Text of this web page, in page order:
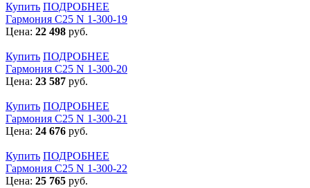
Купить ПОДРОБНЕЕ
Гармония С25 N 1-300-19
Цена: 22 498 руб.
Купить ПОДРОБНЕЕ
Гармония С25 N 1-300-20
Цена: 23 587 руб.
Купить ПОДРОБНЕЕ
Гармония С25 N 1-300-21
Цена: 24 676 руб.
Купить ПОДРОБНЕЕ
Гармония С25 N 1-300-22
Цена: 25 765 руб.